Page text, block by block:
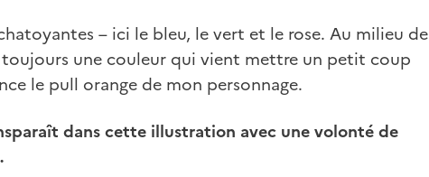
– ici le bleu, le vert et le rose. Au milieu de
une couleur qui vient mettre un petit coup
le pull orange de mon personnage.
dans cette illustration avec une volonté de